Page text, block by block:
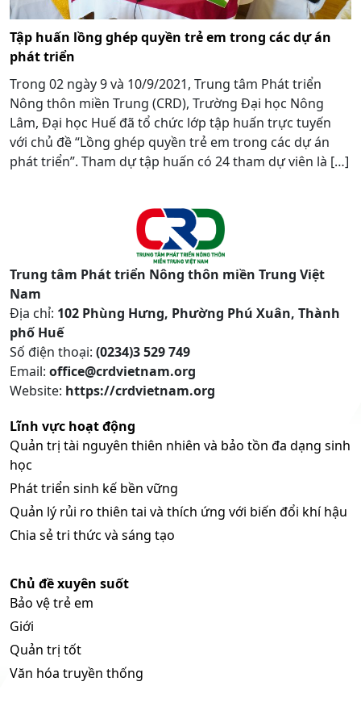
Tập huấn lồng ghép quyền trẻ em trong các dự án
phát triển
Trong 02 ngày 9 và 10/9/2021, Trung tâm Phát triển
Nông thôn miền Trung (CRD), Trường Đại học Nông
Lâm, Đại học Huế đã tổ chức lớp tập huấn trực tuyến
với chủ đề “Lồng ghép quyền trẻ em trong các dự án
phát triển”. Tham dự tập huấn có 24 tham dự viên là […]
Trung tâm Phát triển Nông thôn miền Trung Việt
Nam
Địa chỉ: 102 Phùng Hưng, Phường Phú Xuân, Thành
phố Huế
Số điện thoại: (0234)3 529 749
Email: office@crdvietnam.org
Website: https://crdvietnam.org
Lĩnh vực hoạt động
Quản trị tài nguyên thiên nhiên và bảo tồn đa dạng sinh
học
Phát triển sinh kế bền vững
Quản lý rủi ro thiên tai và thích ứng với biến đổi khí hậu
Chia sẻ tri thức và sáng tạo
Chủ đề xuyên suốt
Bảo vệ trẻ em
Giới
Quản trị tốt
Văn hóa truyền thống